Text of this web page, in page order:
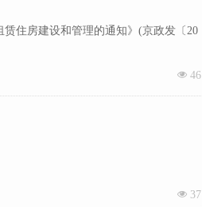
住房建设和管理的通知》(京政发〔20
넶 46
，依据《关于印发＜北京市建设工程材
넶 37